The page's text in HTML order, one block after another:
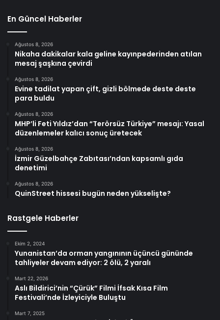
En Güncel Haberler
Ağustos 8, 2026
Nikaha dakikalar kala geline kayınpederinden atılan
mesaj şaşkına çevirdi
Ağustos 8, 2026
Evine tadilat yapan çift, gizli bölmede deste deste
para buldu
Ağustos 8, 2026
MHP’li Feti Yıldız’dan “Terörsüz Türkiye” mesajı: Yasal
düzenlemeler kalıcı sonuç üretecek
Ağustos 8, 2026
İzmir Güzelbahçe Zabıtası’ndan kapsamlı gıda
denetimi
Ağustos 8, 2026
QuinStreet hissesi bugün neden yükselişte?
Rastgele Haberler
Ekim 2, 2024
Yunanistan’da orman yangınının üçüncü gününde
tahliyeler devam ediyor: 2 ölü, 2 yaralı
Mart 22, 2026
Aslı Bildirici’nin “Çürük” Filmi İfsak Kısa Film
Festivali’nde İzleyiciyle Buluştu
Mart 7, 2025